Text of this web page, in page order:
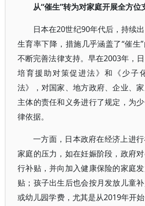
从“催生”转为对家庭开展全方位
日本在20世纪90年代后，持续
生育率下降，措施几乎涵盖了“催生
不断完善法律支持。早在2003年，
培育援助对策促进法》和《少子
法》，对国家、地方政府、企业、
主体的责任和义务进行了规定，为
律依据。
一方面，日本政府在经济上进
家庭的压力，如在妊娠阶段，政府
行补贴，并向加入健康保险的家庭
贴；孩子出生后也会按月发放儿童
或幼儿园学费，尤其是从2019年开